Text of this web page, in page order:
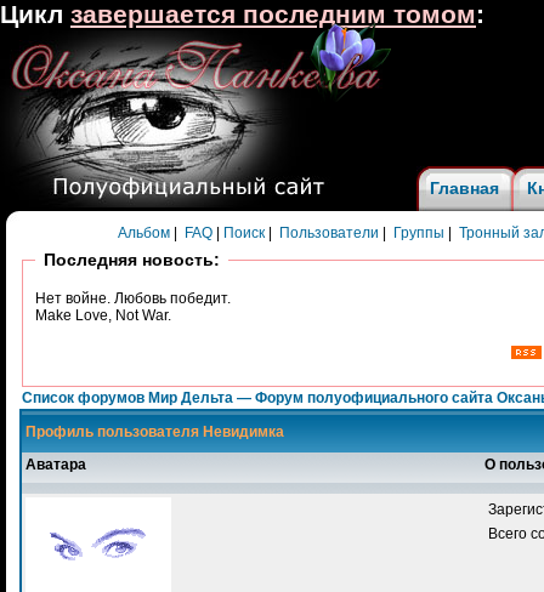
Главная
Альбом FAQ Поиск Пользователи Группы Тронный
Последняя новость:
Нет войне. Любовь победит.
Make Love, Not War.
Список форумов Мир Дельта — Форум полуофициального сайта
Профиль пользователя Невидимка
Аватара
О
Всего
Цикл завершается последним томом: